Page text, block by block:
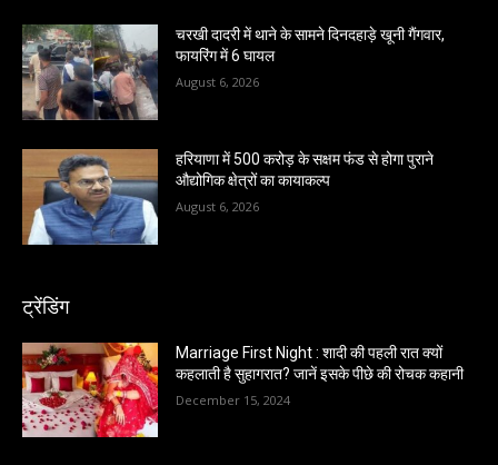
चरखी दादरी में थाने के सामने दिनदहाड़े खूनी गैंगवार,
फायरिंग में 6 घायल
August 6, 2026
हरियाणा में 500 करोड़ के सक्षम फंड से होगा पुराने
औद्योगिक क्षेत्रों का कायाकल्प
August 6, 2026
ट्रेंडिंग
Marriage First Night : शादी की पहली रात क्यों
कहलाती है सुहागरात? जानें इसके पीछे की रोचक कहानी
December 15, 2024